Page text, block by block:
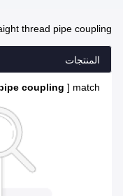
thread pipe coupling
المنتجات
coupling ] match